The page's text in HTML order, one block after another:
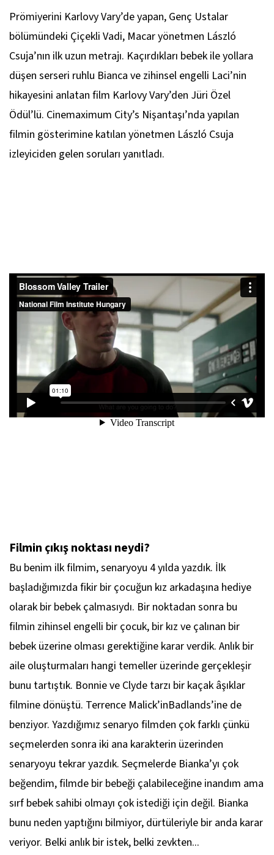
Prömiyerini Karlovy Vary’de yapan, Genç Ustalar
bölümündeki Çiçekli Vadi, Macar yönetmen László
Csuja’nın ilk uzun metrajı. Kaçırdıkları bebek ile yollara
düşen serseri ruhlu Bianca ve zihinsel engelli Laci’nin
hikayesini anlatan film Karlovy Vary’den Jüri Özel
Ödül’lü. Cinemaximum City’s Nişantaşı’nda yapılan
filmin gösterimine katılan yönetmen László Csuja
izleyiciden gelen soruları yanıtladı.
Filmin çıkış noktası neydi?
Bu benim ilk filmim, senaryoyu 4 yılda yazdık. İlk
başladığımızda fikir bir çocuğun kız arkadaşına hediye
olarak bir bebek çalmasıydı. Bir noktadan sonra bu
filmin zihinsel engelli bir çocuk, bir kız ve çalınan bir
bebek üzerine olması gerektiğine karar verdik. Anlık bir
aile oluşturmaları hangi temeller üzerinde gerçekleşir
bunu tartıştık. Bonnie ve Clyde tarzı bir kaçak âşıklar
filmine dönüştü. Terrence Malick’inBadlands’ine de
benziyor. Yazdığımız senaryo filmden çok farklı çünkü
seçmelerden sonra iki ana karakterin üzerinden
senaryoyu tekrar yazdık. Seçmelerde Bianka’yı çok
beğendim, filmde bir bebeği çalabileceğine inandım ama
sırf bebek sahibi olmayı çok istediği için değil. Bianka
bunu neden yaptığını bilmiyor, dürtüleriyle bir anda karar
veriyor. Belki anlık bir istek, belki zevkten...